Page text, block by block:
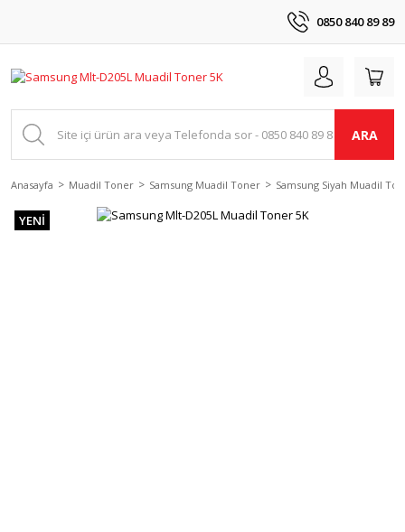
0850 840 89 89
ARA
Anasayfa Muadil Toner Samsung Muadil Toner Samsung Siyah Muadil
YENİ